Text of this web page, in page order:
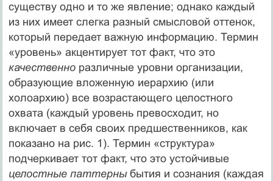
существу одно и то же явление; однако каждый
из них имеет слегка разный смысловой оттенок,
который передает важную информацию. Термин
«уровень» акцентирует тот факт, что это
качественноразличные уровни организации,
образующие вложенную иерархию (или
холоархию) все возрастающего целостного
охвата (каждый уровень превосходит, но
включает в себя своих предшественников, как
показано на рис. 1). Термин «структура»
подчеркивает тот факт, что это устойчивые
целостные паттерныбытия и сознания (каждая